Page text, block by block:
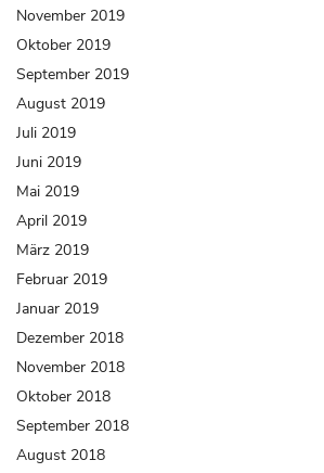
November 2019
Oktober 2019
September 2019
August 2019
Juli 2019
Juni 2019
Mai 2019
April 2019
März 2019
Februar 2019
Januar 2019
Dezember 2018
November 2018
Oktober 2018
September 2018
August 2018